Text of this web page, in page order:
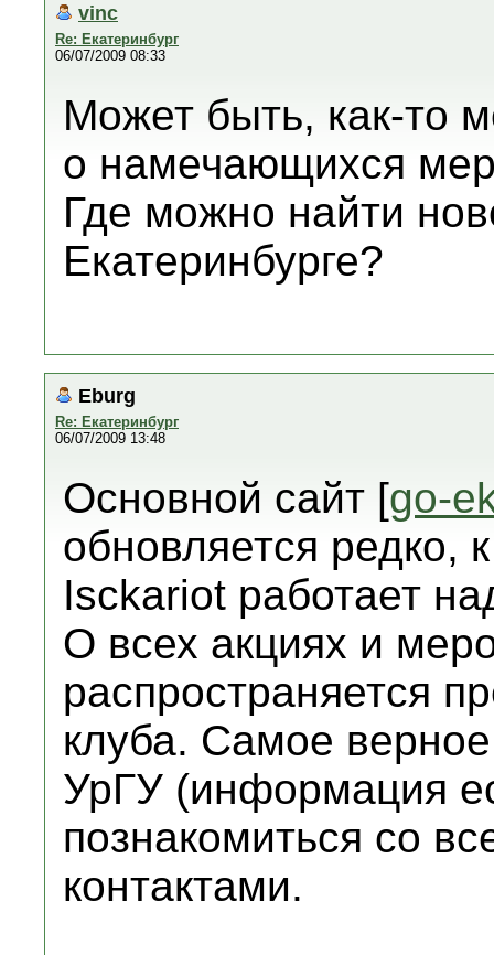
vinc
Re: Екатеринбург
06/07/2009 08:33
Может быть, как-то
о намечающихся
Где можно найти
Екатеринбурге?
Eburg
Re: Екатеринбург
06/07/2009 13:48
Основной сайт [go-
обновляется редко,
Isckariot работает
О всех акциях и
распространяется
клуба. Самое
УрГУ (информация
познакомиться со
контактами.